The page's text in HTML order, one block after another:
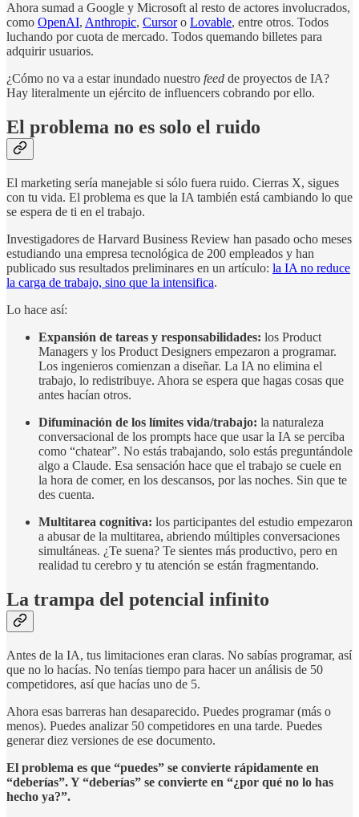
Ahora sumad a Google y Microsoft al resto de actores involucrados,
como OpenAI, Anthropic, Cursoro Lovable, entre otros. Todos
luchando por cuota de mercado. Todos quemando billetes para
adquirir usuarios.
¿Cómo no va a estar inundado nuestro feed de proyectos de IA?
Hay literalmente un ejército de influencers cobrando por ello.
El problema no es solo el ruido
El marketing sería manejable si sólo fuera ruido. Cierras X, sigues
con tu vida. El problema es que la IA también está cambiando lo que
se espera de ti en el trabajo.
Investigadores de Harvard Business Review han pasado ocho meses
estudiando una empresa tecnológica de 200 empleados y han
publicado sus resultados preliminares en un artículo: la IA no reduce
la carga de trabajo, sino que la intensifica.
Lo hace así:
Expansión de tareas y responsabilidades: los Product
Managers y los Product Designers empezaron a programar.
Los ingenieros comienzan a diseñar. La IA no elimina el
trabajo, lo redistribuye. Ahora se espera que hagas cosas que
antes hacían otros.
Difuminación de los límites vida/trabajo: la naturaleza
conversacional de los prompts hace que usar la IA se perciba
como “chatear”. No estás trabajando, solo estás preguntándole
algo a Claude. Esa sensación hace que el trabajo se cuele en
la hora de comer, en los descansos, por las noches. Sin que te
des cuenta.
Multitarea cognitiva: los participantes del estudio empezaron
a abusar de la multitarea, abriendo múltiples conversaciones
simultáneas. ¿Te suena? Te sientes más productivo, pero en
realidad tu cerebro y tu atención se están fragmentando.
La trampa del potencial infinito
Antes de la IA, tus limitaciones eran claras. No sabías programar, así
que no lo hacías. No tenías tiempo para hacer un análisis de 50
competidores, así que hacías uno de 5.
Ahora esas barreras han desaparecido. Puedes programar (más o
menos). Puedes analizar 50 competidores en una tarde. Puedes
generar diez versiones de ese documento.
El problema es que “puedes” se convierte rápidamente en
“deberías”. Y “deberías” se convierte en “¿por qué no lo has
hecho ya?”.